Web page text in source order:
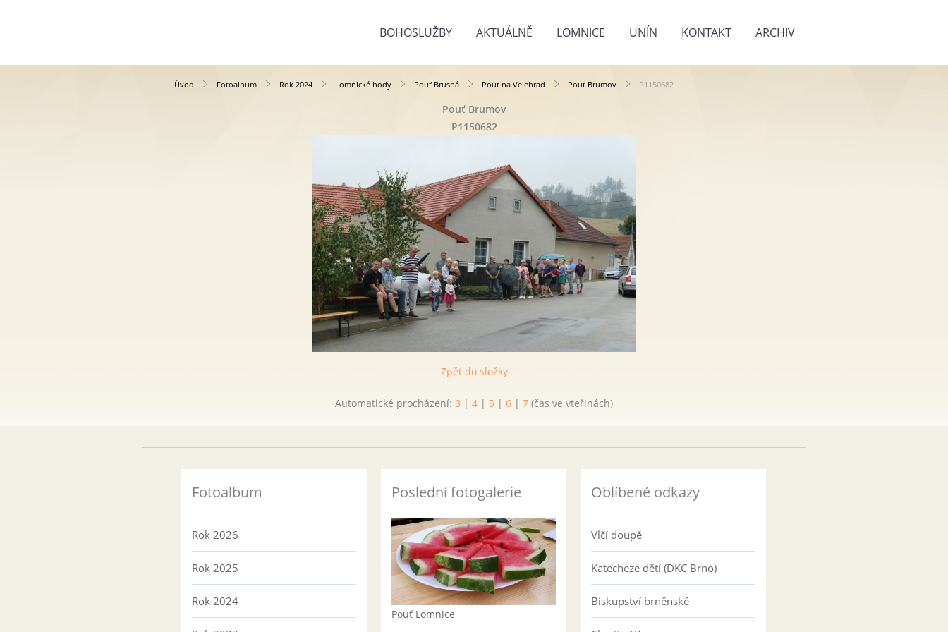
BOHOSLUŽBY AKTUÁLNĚ LOMNICE UNÍN KONTAKT ARCHIV
Úvod Fotoalbum Rok 2024 Lomnické hody Pouť Brusná Pouť na Velehrad Pouť Brumov P1150682
Pouť Brumov
P1150682
Zpět do složky
Automatické procházení: 3 | 4 | 5 | 6 | 7 (čas ve vteřinách)
Fotoalbum
Rok 2026
Rok 2025
Rok 2024
Poslední fotogalerie
Pouť Lomnice
Oblíbené odkazy
Vlčí doupě
Katecheze dětí (DKC Brno)
Biskupství brněnské